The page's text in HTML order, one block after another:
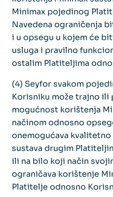
Minimax pojedinog
Navedena ograničenja
i u opsegu u kojem će
usluga i pravilno
ostalim Platiteljima
(4) Seyfor svakom
Korisniku može trajno
mogućnost korištenja
načinom odnosno
onemogućava
sustava drugim
ili na bilo koji način
ograničava korištenje
Platitelje odnosno